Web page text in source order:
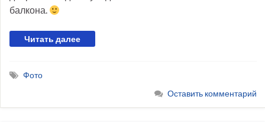
балкона.
Читать далее
Фото
Оставить комментарий